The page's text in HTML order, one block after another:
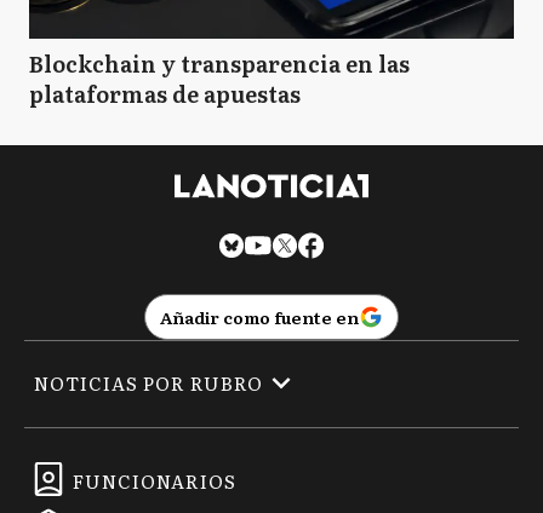
Blockchain y transparencia en las
plataformas de apuestas
Añadir como fuente en
FUNCIONARIOS
NOTICIAS POR RUBRO